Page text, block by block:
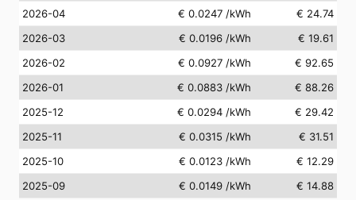
2026-04
€ 0.0247 /kWh
€ 24.74
2026-03
€ 0.0196 /kWh
€ 19.61
2026-02
€ 0.0927 /kWh
€ 92.65
2026-01
€ 0.0883 /kWh
€ 88.26
2025-12
€ 0.0294 /kWh
€ 29.42
2025-11
€ 0.0315 /kWh
€ 31.51
2025-10
€ 0.0123 /kWh
€ 12.29
2025-09
€ 0.0149 /kWh € 14.88